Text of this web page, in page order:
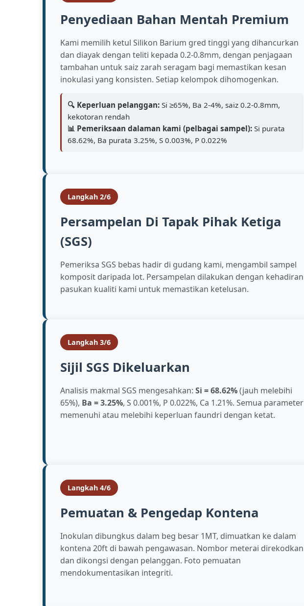
Penyediaan Bahan Mentah Premium
Kami memilih ketul Silikon Barium gred tinggi yang dihancurkan
dan diayak dengan teliti kepada 0.2-0.8mm, dengan penjagaan
tambahan untuk saiz zarah seragam bagi memastikan kesan
inokulasi yang konsisten. Setiap kelompok dihomogenkan.
🔍 Keperluan pelanggan: Si ≥65%, Ba 2-4%, saiz 0.2-0.8mm,
kekotoran rendah
📊 Pemeriksaan dalaman kami (pelbagai sampel): Si purata
68.62%, Ba purata 3.25%, S 0.003%, P 0.022%
Langkah 2/6
Persampelan Di Tapak Pihak Ketiga
(SGS)
Pemeriksa SGS bebas hadir di gudang kami, mengambil sampel
komposit daripada lot. Persampelan dilakukan dengan kehadiran
pasukan kualiti kami untuk memastikan ketelusan.
Langkah 3/6
Sijil SGS Dikeluarkan
Analisis makmal SGS mengesahkan: Si = 68.62%(jauh melebihi
65%), Ba = 3.25%, S 0.001%, P 0.022%, Ca 1.21%. Semua parameter
memenuhi atau melebihi keperluan faundri dengan ketat.
Langkah 4/6
Pemuatan & Pengedap Kontena
Inokulan dibungkus dalam beg besar 1MT, dimuatkan ke dalam
kontena 20ft di bawah pengawasan. Nombor meterai direkodkan
dan dikongsi dengan pelanggan. Foto pemuatan
mendokumentasikan integriti.